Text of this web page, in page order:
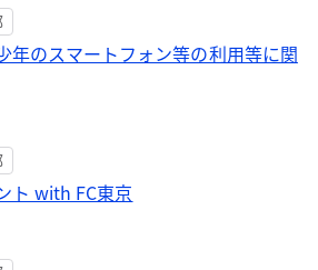
年のスマートフォン等の利用等に関
ト with FC東京